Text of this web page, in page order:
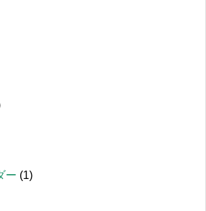
ー (1)